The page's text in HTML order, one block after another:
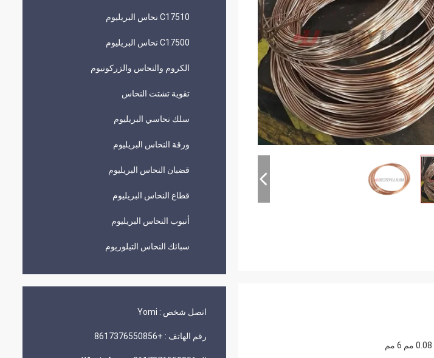
C17510 نحاس البريليوم
C17500 نحاس البريليوم
الكروم والنحاس والزركونيوم
تقوية تشتت النحاس
سلك نحاسي البريليوم
ورقة النحاس البريليوم
قضبان النحاس البريليوم
قطاع النحاس البريليوم
أنبوب النحاس البريليوم
سبائك النحاس التيلوريوم
اتصل شخص : Yomi
رقم الهاتف : +8617376550856
0.08 مم 6 مم